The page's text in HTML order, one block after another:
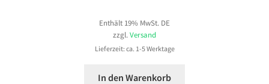
Enthält 19% MwSt. DE
zzgl. Versand
Lieferzeit: ca. 1-5 Werktage
In den Warenkorb